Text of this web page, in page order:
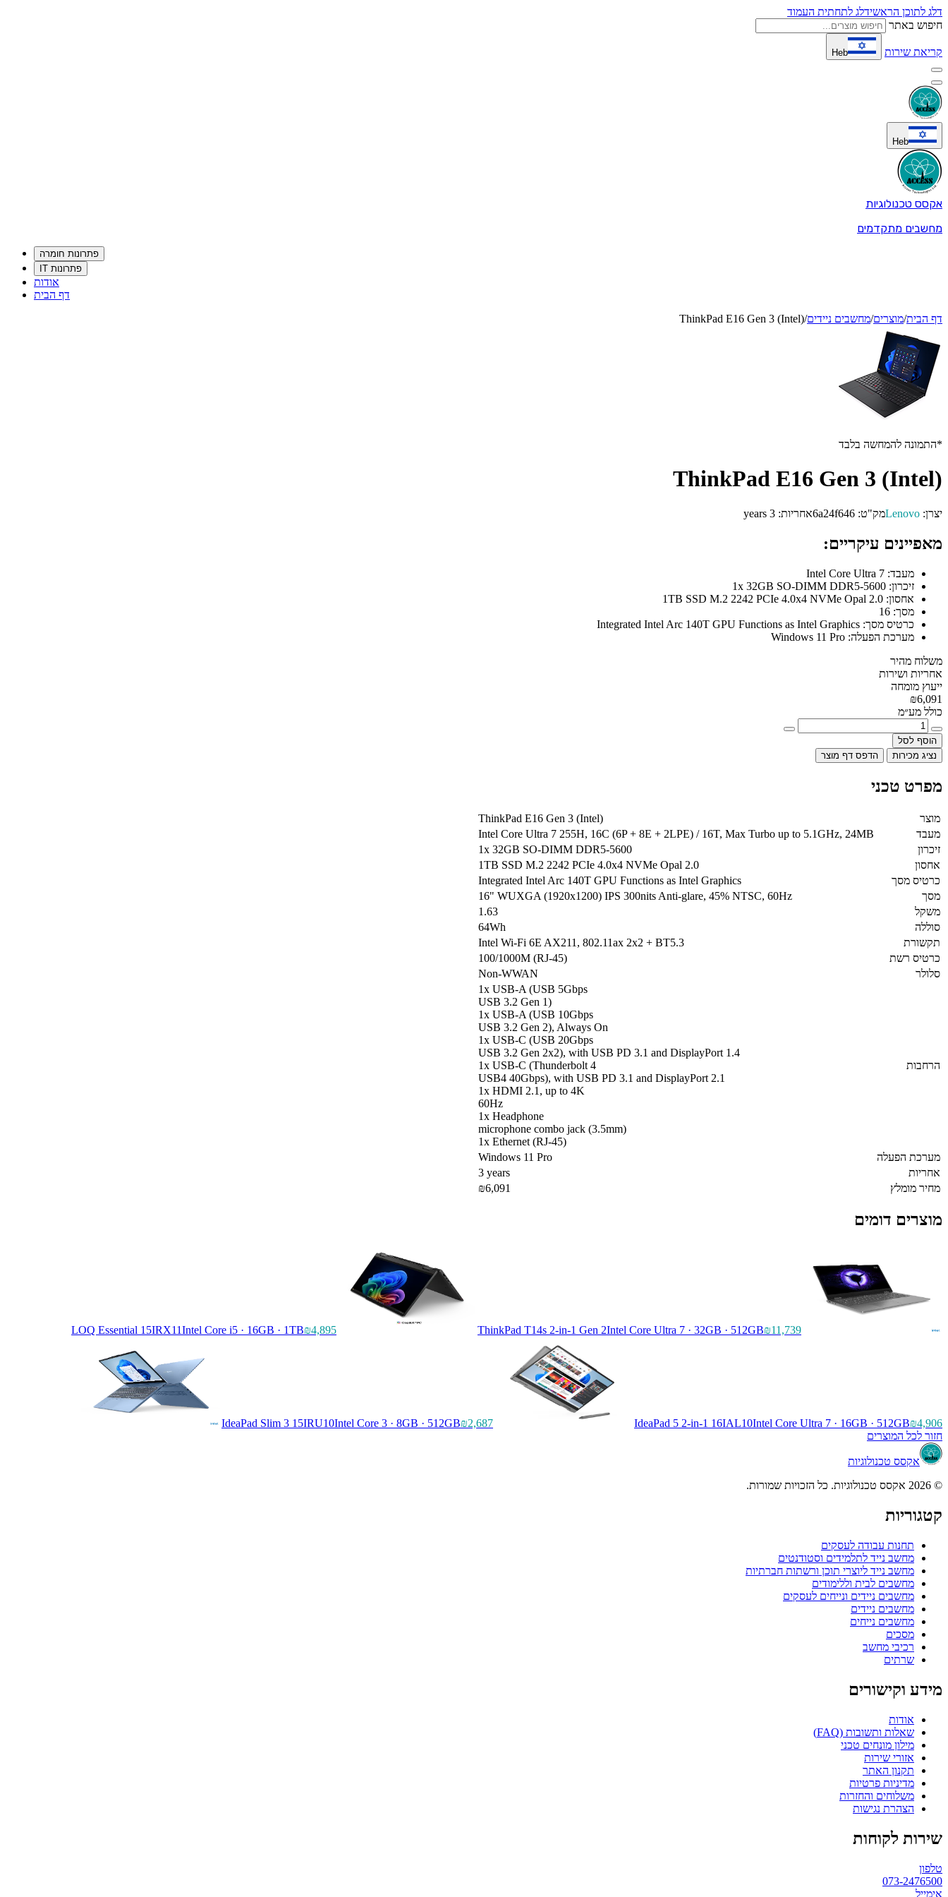
דלג לתוכן הראשידלג לתחתית העמוד
חיפוש באתר
קריאת שירות Heb
Heb
אקסס טכנולוגיות
מחשבים מתקדמים
פתרונות חומרה
פתרונות IT
אודות
דף הבית
דף הבית/מוצרים/מחשבים ניידים/
ThinkPad E16 Gen 3 (Intel)
*התמונה להמחשה בלבד
ThinkPad E16 Gen 3 (Intel)
יצרן: Lenovoמק"ט: 6a24f646אחריות: 3 years
מאפיינים עיקריים:
מעבד:
זיכרון:
אחסון:
מסך:
כרטיס מסך:
מערכת הפעלה:
משלוח מהיר
אחריות ושירות
ייעוץ מומחה
₪6,091
כולל מע״מ
הוסף לסל
נציג מכירות
הדפס דף מוצר
מפרט טכני
מוצר
ThinkPad E16 Gen 3 (Intel)
מעבד
Intel Core Ultra 7 255H, 16C (6P + 8E + 2LPE) / 16T, Max Turbo up to 5.1GHz, 24MB
זיכרון
1x 32GB SO-DIMM DDR5-5600
אחסון
1TB SSD M.2 2242 PCIe 4.0x4 NVMe Opal 2.0
כרטיס מסך
Integrated Intel Arc 140T GPU Functions as Intel Graphics
מסך
16" WUXGA (1920x1200) IPS 300nits Anti-glare, 45% NTSC, 60Hz
משקל
1.63
סוללה
64Wh
תקשורת
Intel Wi-Fi 6E AX211, 802.11ax 2x2 + BT5.3
כרטיס רשת
100/1000M (RJ-45)
סלולר
Non-WWAN
הרחבות
1x USB-A (USB 5Gbps
USB 3.2 Gen 1)
1x USB-A (USB 10Gbps
USB 3.2 Gen 2), Always On
1x USB-C (USB 20Gbps
USB 3.2 Gen 2x2), with USB PD 3.1 and DisplayPort 1.4
1x USB-C (Thunderbolt 4
USB4 40Gbps), with USB PD 3.1 and DisplayPort 2.1
1x HDMI 2.1, up to 4K
60Hz
1x Headphone
microphone combo jack (3.5mm)
1x Ethernet (RJ-45)
מערכת הפעלה
Windows 11 Pro
אחריות
3 years
מחיר מומלץ
₪6,091
מוצרים דומים
LOQ Essential 15IRX11Intel Core i5 · 16GB · 1TB₪4,895 ThinkPad T14s 2-in-1 Gen 2Intel Core Ultra 7 · 32GB · 512GB₪11,739
IdeaPad Slim 3 15IRU10Intel Core 3 · 8GB · 512GB₪2,687 IdeaPad 5 2-in-1 16IAL10Intel Core Ultra 7 · 16GB · 512GB₪4,906
חזור לכל המוצרים
אקסס טכנולוגיות
© 2026 אקסס טכנולוגיות. כל הזכויות שמורות.
קטגוריות
תחנות עבודה לעסקים
מחשב נייד לתלמידים וסטודנטים
מחשב נייד ליוצרי תוכן ורשתות חברתיות
מחשבים לבית וללימודים
מחשבים ניידים ונייחים לעסקים
מחשבים ניידים
מחשבים נייחים
מסכים
רכיבי מחשב
שרתים
מידע וקישורים
אודות
שאלות ותשובות (FAQ)
מילון מונחים טכני
אזורי שירות
תקנון האתר
מדיניות פרטיות
משלוחים והחזרות
הצהרת נגישות
שירות לקוחות
טלפון
073-2476500
אימייל